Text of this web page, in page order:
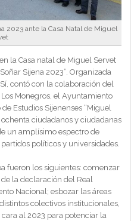
2023 ante la Casa Natal de Miguel
la Casa natal de Miguel Servet
Sijena 2023”. Organizada
contó con la colaboración del
Monegros, el Ayuntamiento
Estudios Sijenenses “Miguel
ciudadanos y ciudadanas
un amplísimo espectro de
políticos y universidades.
fueron los siguientes: comenzar
la declaración del Real
Nacional; esbozar las áreas
colectivos institucionales,
al 2023 para potenciar la